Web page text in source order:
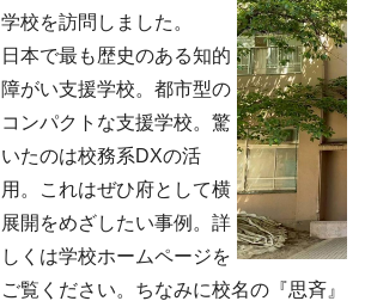
学校を訪問しました。
日本で最も歴史のある知的
障がい支援学校。都市型の
コンパクトな支援学校。驚
いたのは校務系DXの活
用。これはぜひ府として横
展開をめざしたい事例。詳
しくは学校ホームページを
ご覧ください。ちなみに校名の『思斉』は